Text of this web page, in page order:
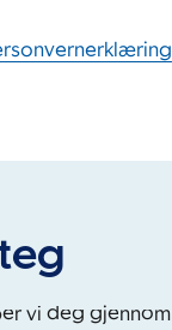
vi deg gjennom